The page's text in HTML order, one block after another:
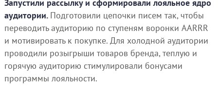
Запустили рассылку и сформировали лояльное ядро
аудитории. Подготовили цепочки писем так, чтобы
переводить аудиторию по ступеням воронки AARRR
и мотивировать к покупке. Для холодной аудитории
проводили розыгрыши товаров бренда, теплую и
горячую аудиторию стимулировали бонусами
программы лояльности.